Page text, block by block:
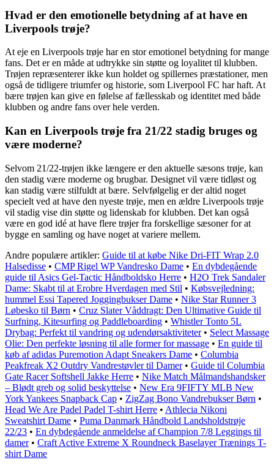
Hvad er den emotionelle betydning af at have en
Liverpools trøje?
At eje en Liverpools trøje har en stor emotionel betydning for mange
fans. Det er en måde at udtrykke sin støtte og loyalitet til klubben.
Trøjen repræsenterer ikke kun holdet og spillernes præstationer, men
også de tidligere triumfer og historie, som Liverpool FC har haft. At
bære trøjen kan give en følelse af fællesskab og identitet med både
klubben og andre fans over hele verden.
Kan en Liverpools trøje fra 21/22 stadig bruges og
være moderne?
Selvom 21/22-trøjen ikke længere er den aktuelle sæsons trøje, kan
den stadig være moderne og brugbar. Designet vil være tidløst og
kan stadig være stilfuldt at bære. Selvfølgelig er der altid noget
specielt ved at have den nyeste trøje, men en ældre Liverpools trøje
vil stadig vise din støtte og lidenskab for klubben. Det kan også
være en god idé at have flere trøjer fra forskellige sæsoner for at
bygge en samling og have noget at variere mellem.
Andre populære artikler: Guide til at købe Nike Dri-FIT Wrap 2.0
Halsedisse • CMP Rigel WP Vandresko Dame • En dybdegående
guide til Asics Gel-Tactic Håndboldsko Herre • H2O Trek Sandaler
Dame: Skabt til at Erobre Hverdagen med Stil • Købsvejledning:
hummel Essi Tapered Joggingbukser Dame • Nike Star Runner 3
Løbesko til Børn • Cruz Slater Våddragt: Den Ultimative Guide til
Surfning, Kitesurfing og Paddleboarding • Whistler Tonto 5L
Drybag: Perfekt til vandring og udendørsaktiviteter• Select Massage
Olie: Den perfekte løsning til alle former for massage • En guide til
køb af adidas Puremotion Adapt Sneakers Dame • Columbia
Peakfreak X2 Outdry Vandrestøvler til Damer• Guide til Columbia
Gate Racer Softshell Jakke Herre • Nike Match Målmandshandsker
– Blødt greb og solid beskyttelse • New Era 9FIFTY MLB New
York Yankees Snapback Cap • ZigZag Bono Vandrebukser Børn •
Head We Are Padel Padel T-shirt Herre • Athlecia Nikoni
Sweatshirt Dame • Puma Danmark Håndbold Landsholdstrøje
22/23 • En dybdegående anmeldelse af Champion 7/8 Leggings til
damer• Craft Active Extreme X Roundneck Baselayer Trænings T-
shirt Dame